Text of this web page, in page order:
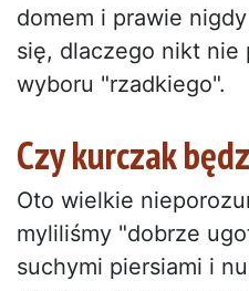
domem i prawie
się, dlaczego nikt nie
wyboru "rzadkiego".
Czy kurczak
Oto wielkie
myliliśmy "dobrze
suchymi piersiami i